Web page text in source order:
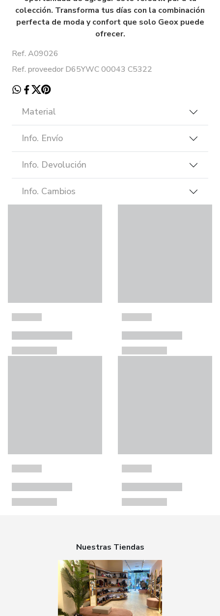
colección. Transforma tus días con la combinación
perfecta de moda y confort que solo Geox puede
ofrecer.
Ref. A09026
Ref. proveedor D65YWC 00043 C5322
Material
Info. Envío
Info. Devolución
Info. Cambios
Nuestras Tiendas